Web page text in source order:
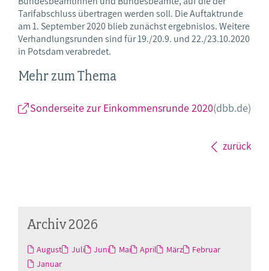
Tarifabschluss übertragen werden soll. Die Auftaktrunde
am 1. September 2020 blieb zunächst ergebnislos. Weitere
Verhandlungsrunden sind für 19./20.9. und 22./23.10.2020
in Potsdam verabredet.
Mehr zum Thema
Sonderseite zur Einkommensrunde 2020(dbb.de)
zurück
Archiv 2026
August Juli Juni Mai April März
Februar
Januar